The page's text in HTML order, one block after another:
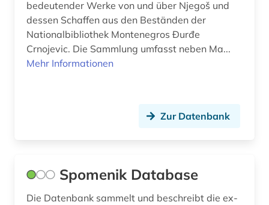
bedeutender Werke von und über Njegoš und
dessen Schaffen aus den Beständen der
Nationalbibliothek Montenegros Đurđe
Crnojevic. Die Sammlung umfasst neben Ma...
Mehr Informationen
Zur Datenbank
Spomenik Database
Die Datenbank sammelt und beschreibt die ex-